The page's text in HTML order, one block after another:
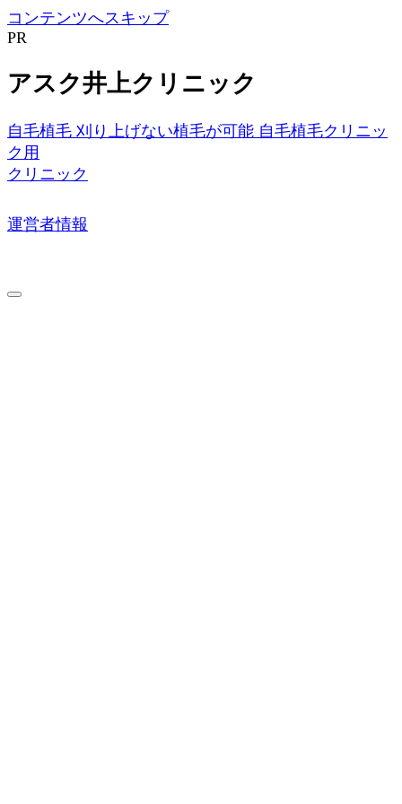
コンテンツへスキップ
PR
アスク井上クリニック
自毛植毛 刈り上げない植毛が可能 自毛植毛クリニッ
ク用
クリニック
運営者情報